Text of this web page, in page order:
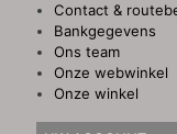
Contact &
Bankgegevens
Ons team
Onze webwinkel
Onze winkel